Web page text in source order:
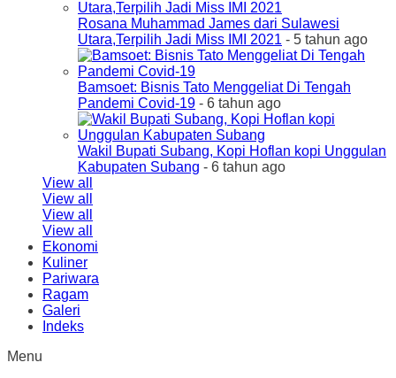
Rosana Muhammad James dari Sulawesi
Utara,Terpilih Jadi Miss IMI 2021 - 5 tahun ago
Bamsoet: Bisnis Tato Menggeliat Di Tengah
Pandemi Covid-19 - 6 tahun ago
Wakil Bupati Subang, Kopi Hoflan kopi Unggulan
Kabupaten Subang - 6 tahun ago
View all
View all
View all
View all
Ekonomi
Kuliner
Pariwara
Ragam
Galeri
Indeks
Menu